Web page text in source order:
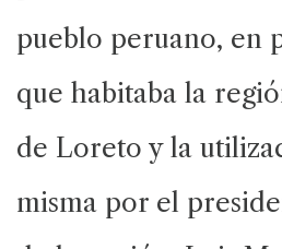
pueblo peruano, en
que habitaba la
de Loreto y la
misma por el